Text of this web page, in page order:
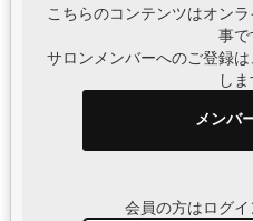
こちらのコンテンツはオン
事で
サロンメンバーへのご登録
しま
メンバ
会員の方はログイ